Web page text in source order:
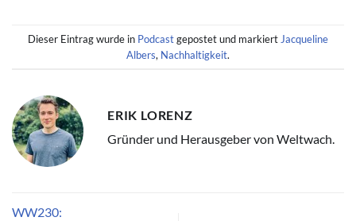
Dieser Eintrag wurde in Podcastgepostet und markiert Jacqueline
Albers, Nachhaltigkeit.
ERIK LORENZ
Gründer und Herausgeber von Weltwach.
WW230: